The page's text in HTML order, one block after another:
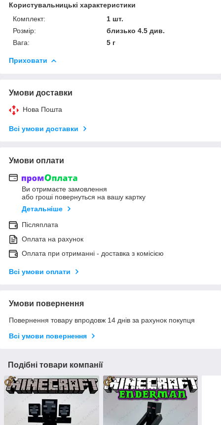
Користувальницькі характеристики
Комплект:
1 шт.
Розмір:
близько 4.5 див.
Вага:
5 г
Приховати
Умови доставки
Нова Пошта
Всі умови доставки
Умови оплати
Ви отримаєте замовлення
або гроші повернуться на вашу картку
Детальніше
Післяплата
Оплата на рахунок
Оплата при отриманні - доставка з комісією
Всі умови оплати
Умови повернення
Повернення товару впродовж 14 днів за рахунок покупця
Всі умови повернення
Подібні товари компанії